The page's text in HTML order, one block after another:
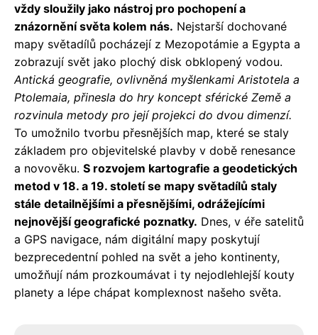
vždy sloužily jako nástroj pro pochopení a
znázornění světa kolem nás. Nejstarší dochované
mapy světadílů pocházejí z Mezopotámie a Egypta a
zobrazují svět jako plochý disk obklopený vodou.
Antická geografie, ovlivněná myšlenkami Aristotela a
Ptolemaia, přinesla do hry koncept sférické Země a
rozvinula metody pro její projekci do dvou dimenzí.
To umožnilo tvorbu přesnějších map, které se staly
základem pro objevitelské plavby v době renesance
a novověku. S rozvojem kartografie a geodetických
metod v 18. a 19. století se mapy světadílů staly
stále detailnějšími a přesnějšími, odrážejícími
nejnovější geografické poznatky. Dnes, v éře satelitů
a GPS navigace, nám digitální mapy poskytují
bezprecedentní pohled na svět a jeho kontinenty,
umožňují nám prozkoumávat i ty nejodlehlejší kouty
planety a lépe chápat komplexnost našeho světa.